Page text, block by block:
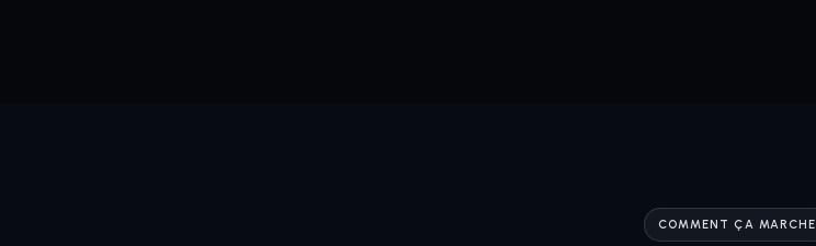
COMMENT ÇA MARCHE